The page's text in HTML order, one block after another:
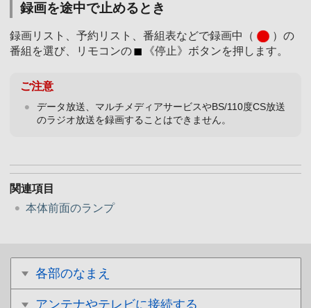
各部のなまえ
アンテナやテレビに接続する
録画を途中で止めるとき
録画リスト、予約リスト、番組表などで録画中（
）の
番組を選び、リモコンの
《停止》ボタンを押します。
ご注意
データ放送、マルチメディアサービスやBS/110度CS放送
のラジオ放送を録画することはできません。
関連項目
本体前面のランプ